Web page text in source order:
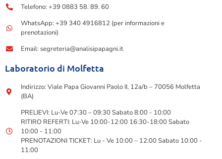
Telefono: +39 0883 58. 89. 60
WhatsApp: +39 340 4916812 (per informazioni e
prenotazioni)
Email: segreteria@analisipapagni.it
Laboratorio di Molfetta
Indirizzo: Viale Papa Giovanni Paolo II, 12a/b – 70056 Molfetta
(BA)
PRELIEVI: Lu-Ve 07:30 – 09:30 Sabato 8:00 - 10:00
RITIRO REFERTI: Lu-Ve 10:00-12:00 16:30-18:00 Sabato
10:00 - 11:00
PRENOTAZIONI TICKET: Lu - Ve 10:00 – 12:00 Sabato 10:00 -
11:00